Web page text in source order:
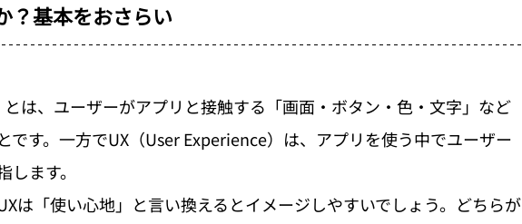
？基本をおさらい
は、ユーザーがアプリと接触する「画面・ボタン・色・文字」など
です。一方でUX（User Experience）は、アプリを使う中でユーザー
ます。
は「使い心地」と言い換えるとイメージしやすいでしょう。どちらが